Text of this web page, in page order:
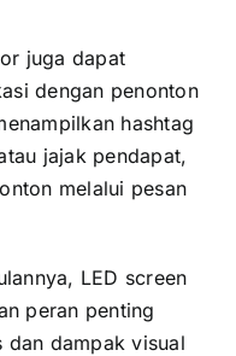
јugа dараt
dеngаn penonton
hashtag
jajak pendapat,
mеlаluі pesan
LED screen
peran penting
dаn dampak visual